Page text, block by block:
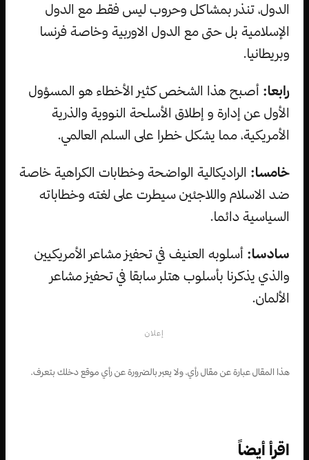
الدول، تنذر بمشاكل وحروب ليس فقط مع الدول
الإسلامية بل حتى مع الدول الاوربية وخاصة فرنسا
وبريطانيا.
رابعا: أصبح هذا الشخص كثير الأخطاء هو المسؤول
الأول عن إدارة و إطلاق الأسلحة النووية والذرية
الأمريكية، مما يشكل خطرا على السلم العالمي.
خامسا: الراديكالية الواضحة وخطابات الكراهية خاصة
ضد الاسلام واللاجئين سيطرت على لغته وخطاباته
السياسية دائما.
سادسا: أسلوبه العنيف في تحفيز مشاعر الأمريكيين
والذي يذكرنا بأسلوب هتلر سابقا في تحفيز مشاعر
الألمان.
إعلان
هذا المقال عبارة عن مقال رأي، ولا يعبر بالضرورة عن رأي موقع دخلك بتعرف.
اقرأ أيضاً